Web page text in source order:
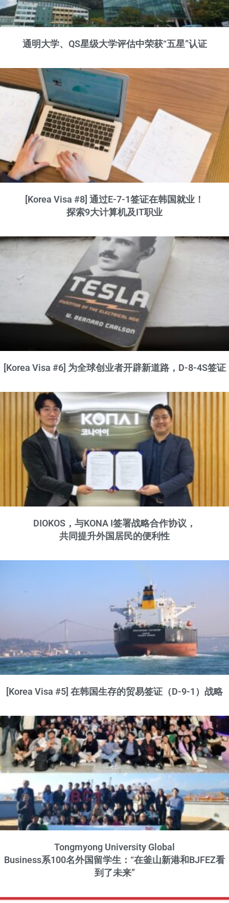
通明大学、QS星级大学评估中荣获“五星”认证
[Korea Visa #8] 通过E-7-1签证在韩国就业！
探索9大计算机及IT职业
[Korea Visa #6] 为全球创业者开辟新道路，D-8-4S签证
DIOKOS，与KONA I签署战略合作协议，
共同提升外国居民的便利性
[Korea Visa #5] 在韩国生存的贸易签证（D-9-1）战略
Tongmyong University Global
Business系100名外国留学生：“在釜山新港和BJFEZ看
到了未来”